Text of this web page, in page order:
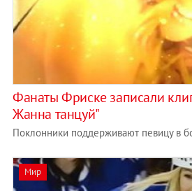
Фанаты Фриске записали
Жанна танцуй"
Поклонники поддерживают певицу в
Мир